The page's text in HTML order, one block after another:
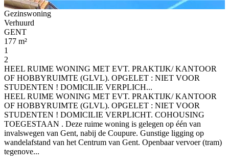
Gezinswoning
Verhuurd
GENT
177 m²
1
2
HEEL RUIME WONING MET EVT. PRAKTIJK/ KANTOOR
OF HOBBYRUIMTE (GLVL). OPGELET : NIET VOOR
STUDENTEN ! DOMICILIE VERPLICH...
HEEL RUIME WONING MET EVT. PRAKTIJK/ KANTOOR
OF HOBBYRUIMTE (GLVL). OPGELET : NIET VOOR
STUDENTEN ! DOMICILIE VERPLICHT. COHOUSING
TOEGESTAAN . Deze ruime woning is gelegen op één van
invalswegen van Gent, nabij de Coupure. Gunstige ligging op
wandelafstand van het Centrum van Gent. Openbaar vervoer (tram)
tegenove...